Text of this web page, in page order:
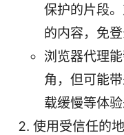
保护的片段
的内容，免
浏览器代理
角，但可能
载缓慢等体验
使用受信任的